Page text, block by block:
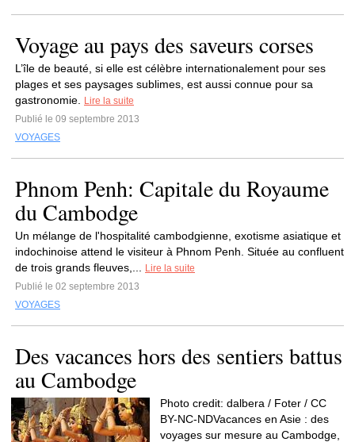
Voyage au pays des saveurs corses
L’île de beauté, si elle est célèbre internationalement pour ses
plages et ses paysages sublimes, est aussi connue pour sa
gastronomie.
Lire la suite
Publié le 09 septembre 2013
VOYAGES
Phnom Penh: Capitale du Royaume
du Cambodge
Un mélange de l'hospitalité cambodgienne, exotisme asiatique et
indochinoise attend le visiteur à Phnom Penh. Située au confluent
de trois grands fleuves,...
Lire la suite
Publié le 02 septembre 2013
VOYAGES
Des vacances hors des sentiers battus
au Cambodge
Photo credit: dalbera / Foter / CC
BY-NC-NDVacances en Asie : des
voyages sur mesure au Cambodge,